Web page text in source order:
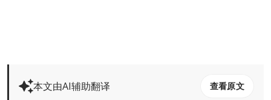
本文由AI辅助翻译 查看原文